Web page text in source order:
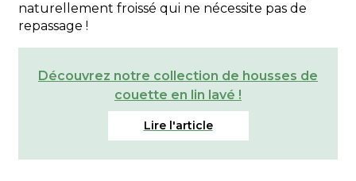
naturellement froissé qui ne nécessite pas de
repassage !
Découvrez notre collection de housses de
couette en lin lavé !